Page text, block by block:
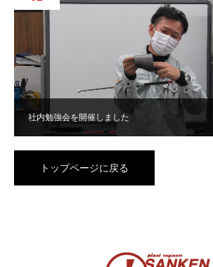
社内勉強会を開催しました
トップページに戻る